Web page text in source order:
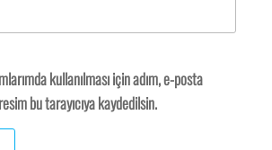
kullanılması için adım, e-posta
bu tarayıcıya kaydedilsin.